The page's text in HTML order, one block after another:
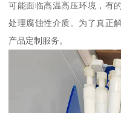
可能面临高温高压环境，有
处理腐蚀性介质。为了真正
产品定制服务。